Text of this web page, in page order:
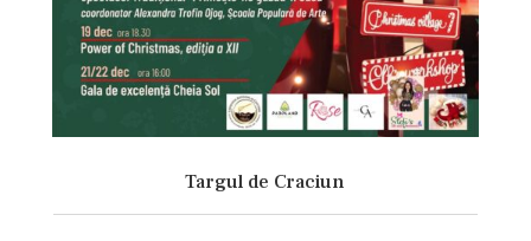
Targul de Craciun